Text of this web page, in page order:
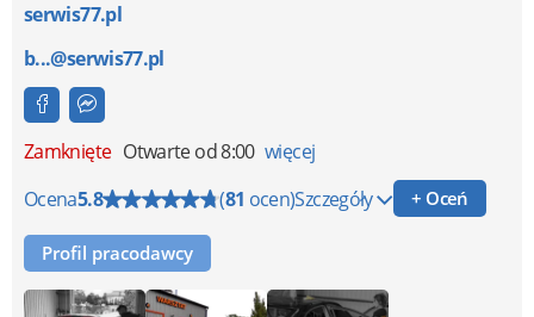
serwis77.pl
b...@serwis77.pl
Zamknięte Otwarte od 8:00 więcej
Ocena5.8 (81 ocen)Szczegóły + Oceń
Profil pracodawcy